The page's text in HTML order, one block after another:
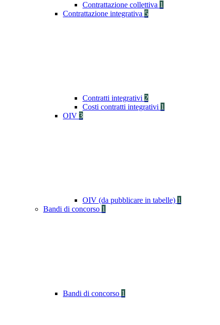
Contrattazione collettiva 1
Contrattazione integrativa 5
Contratti integrativi 2
Costi contratti integrativi 1
OIV 3
OIV (da pubblicare in tabelle) 1
Bandi di concorso 1
Bandi di concorso 1